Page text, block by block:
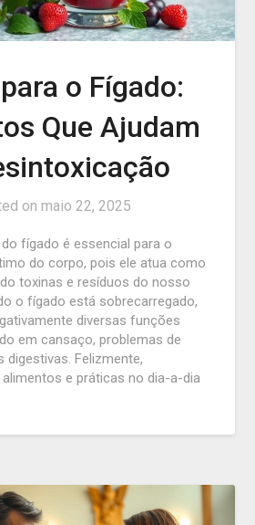
o Fígado:
Que Ajudam
on maio 22, 2025
fígado é essencial para o
do corpo, pois ele atua como
toxinas e resíduos do nosso
o fígado está sobrecarregado,
diversas funções
em cansaço, problemas de
digestivas. Felizmente,
e práticas no dia-a-dia